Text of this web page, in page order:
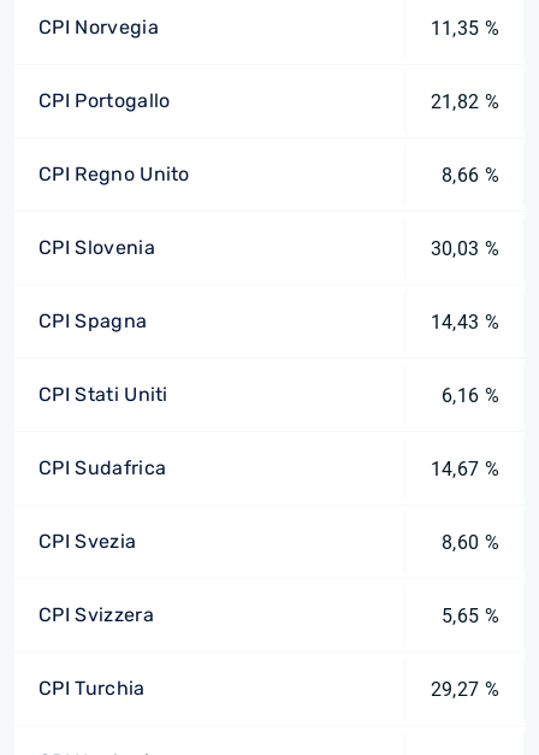
CPI Norvegia 11,35 %
CPI Portogallo 21,82 %
CPI Regno Unito 8,66 %
CPI Slovenia 30,03 %
CPI Spagna 14,43 %
CPI Stati Uniti 6,16 %
CPI Sudafrica 14,67 %
CPI Svezia 8,60 %
CPI Svizzera 5,65 %
CPI Turchia 29,27 %